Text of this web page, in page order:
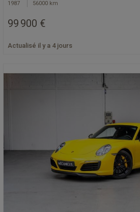
1987 56000 km
99 900 €
Actualisé il y a 4 jours